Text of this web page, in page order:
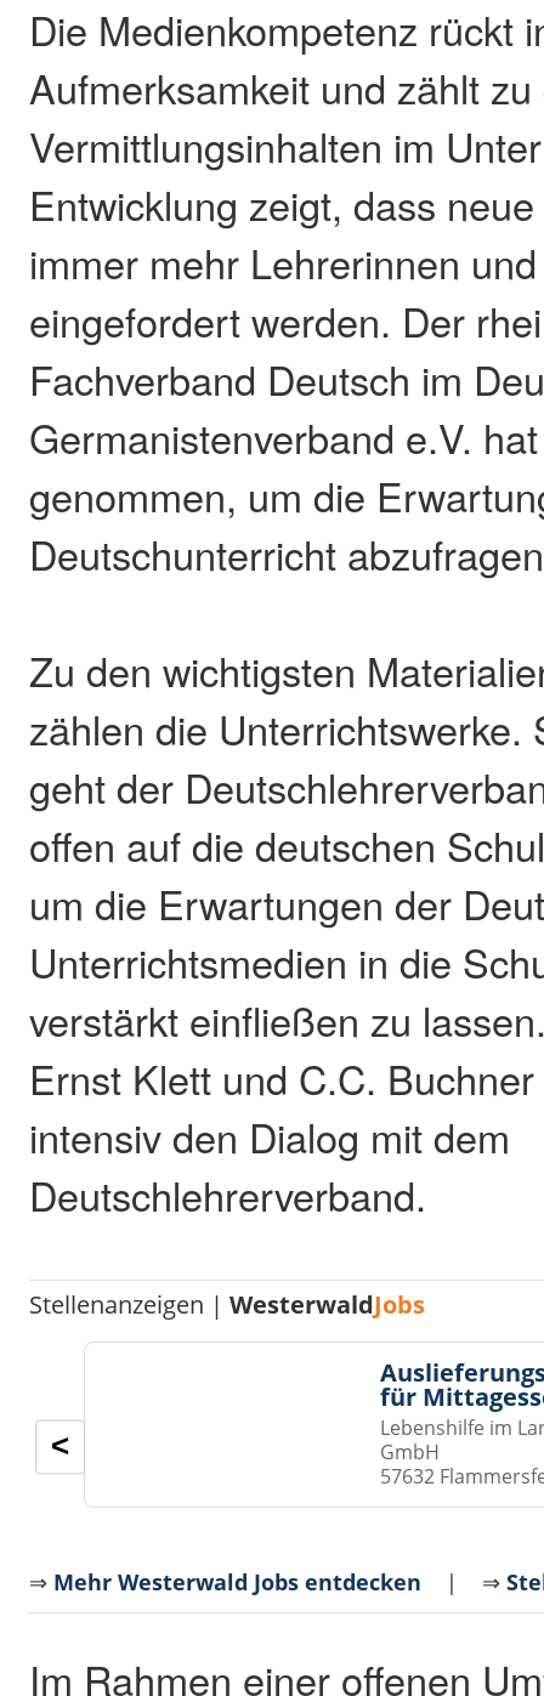
Die Medienkompetenz rückt
Aufmerksamkeit und zählt
Vermittlungsinhalten im
Entwicklung zeigt, dass
immer mehr Lehrerinnen
eingefordert werden. Der
Fachverband Deutsch im
Germanistenverband e.V.
genommen, um die
Deutschunterricht
Zu den wichtigsten
zählen die Unterrichtswerke.
geht der
offen auf die deutschen
um die Erwartungen der
Unterrichtsmedien in die
verstärkt einfließen zu
Ernst Klett und C.C.
intensiv den Dialog mit dem
Deutschlehrerverband.
Stellenanzeigen |WesterwaldJobs
für
Lebenshilfe im
GmbH
57632
<
⇒ Mehr Westerwald Jobs entdecken | ⇒
Im Rahmen einer offenen